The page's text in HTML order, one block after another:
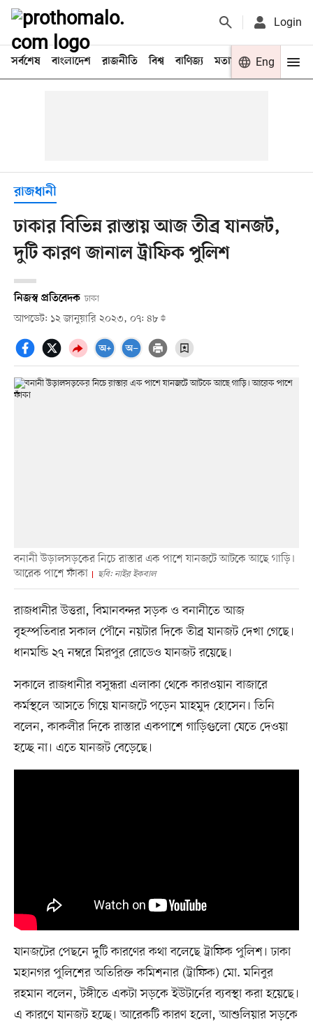
Login
সর্বশেষ বাংলাদেশ রাজনীতি বিশ্ব বাণিজ্য মতামত খেলা
Eng
রাজধানী
ঢাকার বিভিন্ন রাস্তায় আজ তীব্র যানজট,
দুটি কারণ জানাল ট্রাফিক পুলিশ
নিজস্ব প্রতিবেদক ঢাকা
আপডেট: ১২ জানুয়ারি ২০২৩, ০৭: ৪৮
বনানী উড়ালসড়কের নিচে রাস্তার এক পাশে যানজটে আটকে আছে গাড়ি।
আরেক পাশে ফাঁকা
ছবি: নাইর ইকবাল
রাজধানীর উত্তরা, বিমানবন্দর সড়ক ও বনানীতে আজ
বৃহস্পতিবার সকাল পৌনে নয়টার দিকে তীব্র যানজট দেখা গেছে।
ধানমন্ডি ২৭ নম্বরে মিরপুর রোডেও যানজট রয়েছে।
সকালে রাজধানীর বসুন্ধরা এলাকা থেকে কারওয়ান বাজারে
কর্মস্থলে আসতে গিয়ে যানজটে পড়েন মাহমুদ হোসেন। তিনি
বলেন, কাকলীর দিকে রাস্তার একপাশে গাড়িগুলো যেতে দেওয়া
হচ্ছে না। এতে যানজট বেড়েছে।
যানজটের পেছনে দুটি কারণের কথা বলেছে ট্রাফিক পুলিশ। ঢাকা
মহানগর পুলিশের অতিরিক্ত কমিশনার (ট্রাফিক) মো. মনিবুর
রহমান বলেন, টঙ্গীতে একটা সড়কে ইউটার্নের ব্যবস্থা করা হয়েছে।
এ কারণে যানজট হচ্ছে। আরেকটি কারণ হলো, আশুলিয়ার সড়কে